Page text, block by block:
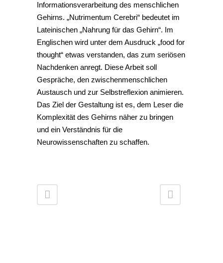
Informationsverarbeitung des menschlichen
Gehirns. „Nutrimentum Cerebri“ bedeutet im
Lateinischen „Nahrung für das Gehirn“. Im
Englischen wird unter dem Ausdruck „food for
thought“ etwas verstanden, das zum seriösen
Nachdenken anregt. Diese Arbeit soll
Gespräche, den zwischenmenschlichen
Austausch und zur Selbstreflexion animieren.
Das Ziel der Gestaltung ist es, dem Leser die
Komplexität des Gehirns näher zu bringen
und ein Verständnis für die
Neurowissenschaften zu schaffen.